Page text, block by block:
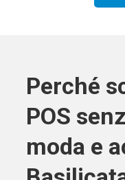
Perché
POS
moda e